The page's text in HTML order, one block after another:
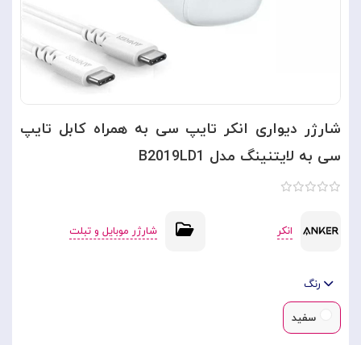
شارژر دیواری انکر تایپ سی به همراه کابل تایپ
سی به لایتنینگ مدل B2019LD1
انکر شارژر موبایل و تبلت
رنگ
سفید